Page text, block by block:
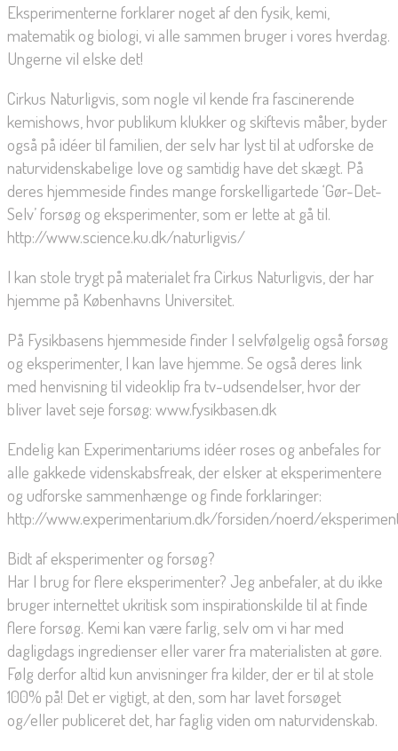
Eksperimenterne forklarer noget af den fysik, kemi,
matematik og biologi, vi alle sammen bruger i vores hverdag.
Ungerne vil elske det!
Cirkus Naturligvis, som nogle vil kende fra fascinerende
kemishows, hvor publikum klukker og skiftevis måber, byder
også på idéer til familien, der selv har lyst til at udforske de
naturvidenskabelige love og samtidig have det skægt. På
deres hjemmeside findes mange forskelligartede ‘Gør-Det-
Selv’ forsøg og eksperimenter, som er lette at gå til.
http://www.science.ku.dk/naturligvis/
I kan stole trygt på materialet fra Cirkus Naturligvis, der har
hjemme på Københavns Universitet.
På Fysikbasens hjemmeside finder I selvfølgelig også forsøg
og eksperimenter, I kan lave hjemme. Se også deres link
med henvisning til videoklip fra tv-udsendelser, hvor der
bliver lavet seje forsøg: www.fysikbasen.dk
Endelig kan Experimentariums idéer roses og anbefales for
alle gakkede videnskabsfreak, der elsker at eksperimentere
og udforske sammenhænge og finde forklaringer:
http://www.experimentarium.dk/forsiden/noerd/
Bidt af eksperimenter og forsøg?
Har I brug for flere eksperimenter? Jeg anbefaler, at du ikke
bruger internettet ukritisk som inspirationskilde til at finde
flere forsøg. Kemi kan være farlig, selv om vi har med
dagligdags ingredienser eller varer fra materialisten at gøre.
Følg derfor altid kun anvisninger fra kilder, der er til at stole
100% på! Det er vigtigt, at den, som har lavet forsøget
og/eller publiceret det, har faglig viden om naturvidenskab.